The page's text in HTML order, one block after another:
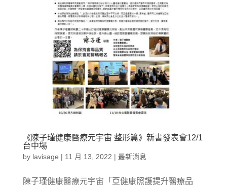
《陳子瑾健康醫療元宇宙 整形篇》新書發表會12/1
台中場
by lavisage | 11 月 13, 2022 | 最新消息
陳子瑾健康醫療元宇宙「亞健康照護提升醫療品